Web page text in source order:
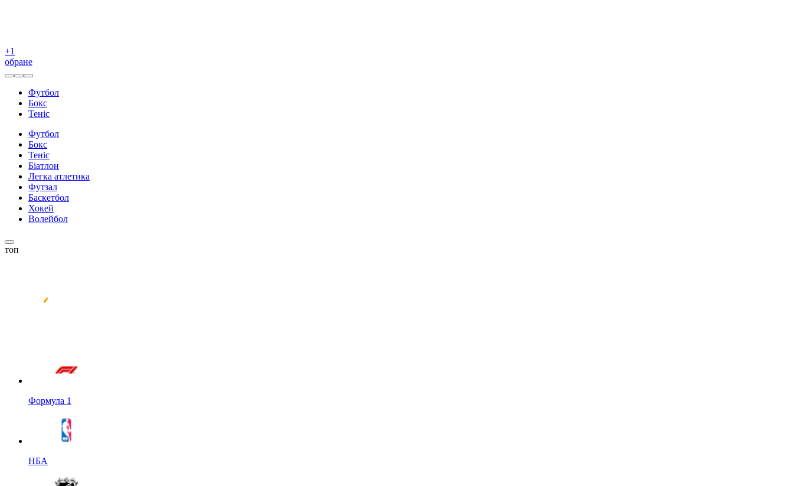
+1
обране
Футбол
Бокс
Теніс
Футбол
Бокс
Теніс
Біатлон
Легка атлетика
Футзал
Баскетбол
Хокей
Волейбол
топ
Формула 1
НБА